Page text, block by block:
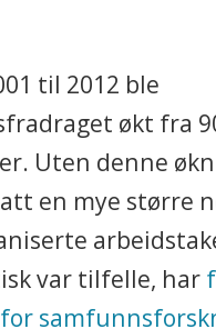
til 2012 ble
økt fra
Uten denne
en mye større
var tilfelle, har